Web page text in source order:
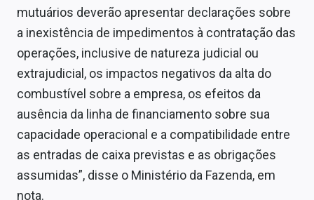
mutuários deverão apresentar declarações sobre
a inexistência de impedimentos à contratação das
operações, inclusive de natureza judicial ou
extrajudicial, os impactos negativos da alta do
combustível sobre a empresa, os efeitos da
ausência da linha de financiamento sobre sua
capacidade operacional e a compatibilidade entre
as entradas de caixa previstas e as obrigações
assumidas”, disse o Ministério da Fazenda, em
nota.